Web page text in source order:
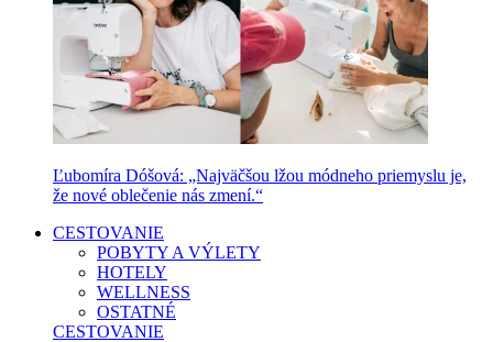
Ľubomíra Dóšová: „Najväčšou lžou módneho priemyslu je,
že nové oblečenie nás zmení.“
CESTOVANIE
POBYTY A VÝLETY
HOTELY
WELLNESS
OSTATNÉ
CESTOVANIE